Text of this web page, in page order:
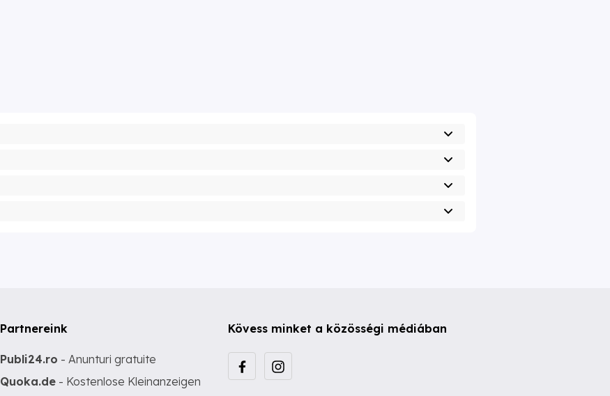
Partnereink
Publi24.ro - Anunturi gratuite
Quoka.de - Kostenlose Kleinanzeigen
Kövess minket a közösségi médiában